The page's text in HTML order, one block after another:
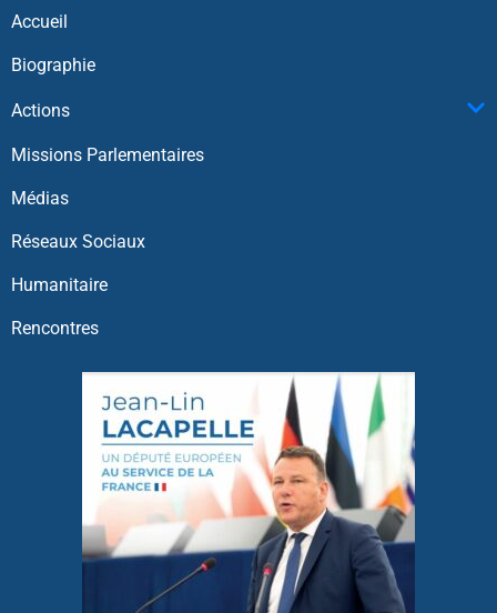
Accueil
Biographie
Actions
Missions Parlementaires
Médias
Réseaux Sociaux
Humanitaire
Rencontres